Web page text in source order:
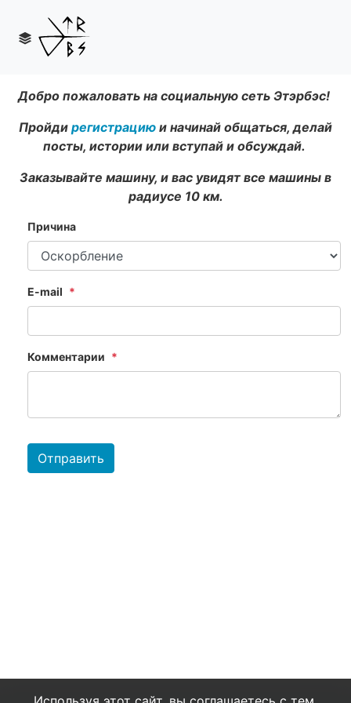
Добро пожаловать на социальную сеть Этэрбэс!
Пройди регистрацию и начинай общаться, делай
посты, истории или вступай и обсуждай.
Заказывайте машину, и вас увидят все машины в
радиусе 10 км.
Причина
E-mail
Комментарии
Отправить